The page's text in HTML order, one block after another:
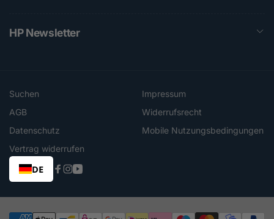
HP Newsletter
Suchen
Impressum
AGB
Widerrufsrecht
Datenschutz
Mobile Nutzungsbedingungen
Vertrag widerrufen
DE
Facebook
Instagram
YouTube